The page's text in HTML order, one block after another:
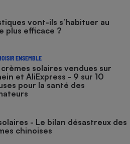
vont-ils s’habituer au
plus efficace ?
ENSEMBLE
solaires vendues sur
et AliExpress - 9 sur 10
pour la santé des
- Le bilan désastreux des
chinoises